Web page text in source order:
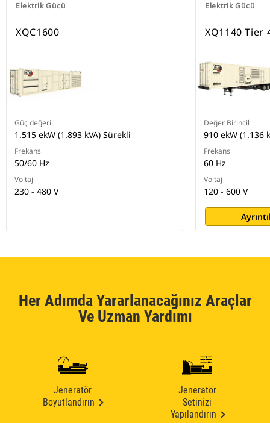
Elektrik Gücü
XQC1600
Güç değeri
1.515 ekW (1.893 kVA) Sürekli
Frekans
50/60 Hz
Voltaj
230 - 480 V
Elektrik Gücü
XQ1140 Tier
Değer Birincil
910 ekW (1.136
Frekans
60 Hz
Voltaj
120 - 600 V
Her Adımda Yararlanacağınız Araçlar
Ve Uzman Yardımı
Jeneratör
Boyutlandırın
Jeneratör
Setinizi
Yapılandırın